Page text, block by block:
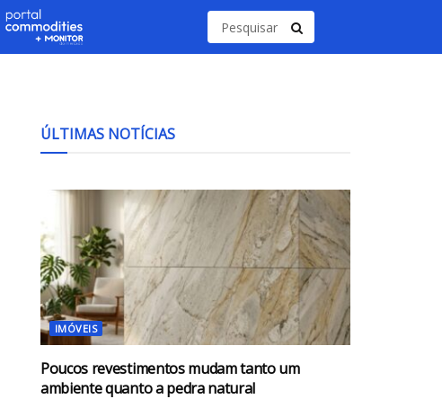
ÚLTIMAS NOTÍCIAS
IMÓVEIS
Poucos revestimentos mudam tanto um
ambiente quanto a pedra natural